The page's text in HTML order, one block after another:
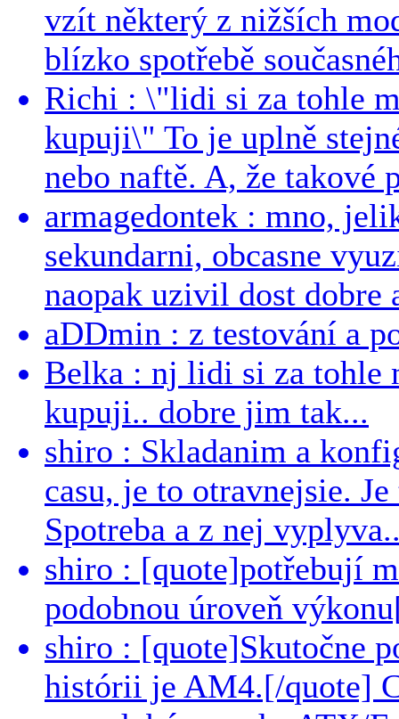
vzít některý z nižších
blízko spotřebě
Richi : \"lidi si za tohle
kupuji\" To je uplně
nebo naftě. A, že takové
armagedontek : mno,
sekundarni, obcasne
naopak uzivil dost dobre
aDDmin : z testování a
Belka : nj lidi si za tohle
kupuji.. dobre jim tak...
shiro : Skladanim a
casu, je to otravnejsie.
Spotreba a z nej
shiro : [quote]potřebují
podobnou úroveň
shiro : [quote]Skutočne
histórii je AM4.[/quote]